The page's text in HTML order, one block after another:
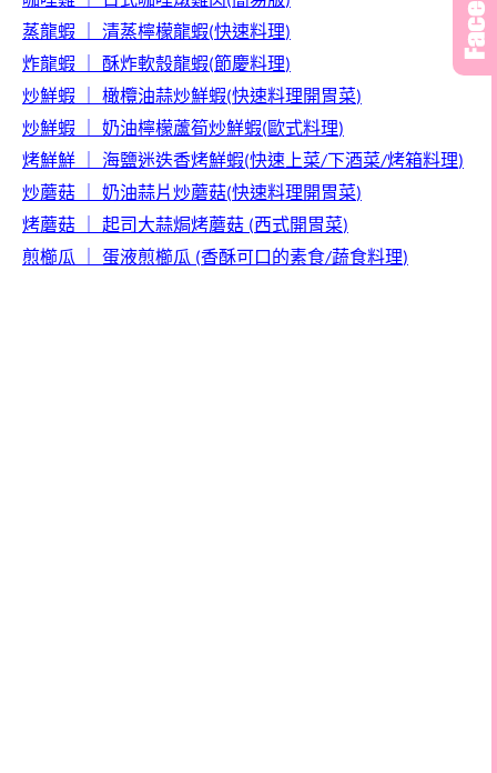
蒸龍蝦 清蒸檸檬龍蝦(快速料理)
炸龍蝦 酥炸軟殼龍蝦(節慶料理)
炒鮮蝦 橄欖油蒜炒鮮蝦(快速料理開胃菜)
炒鮮蝦 奶油檸檬蘆筍炒鮮蝦(歐式料理)
烤鮮鮮 海鹽迷迭香烤鮮蝦(快速上菜/下酒菜/烤箱料理)
炒蘑菇 奶油蒜片炒蘑菇(快速料理開胃菜)
烤蘑菇 起司大蒜焗烤蘑菇 (西式開胃菜)
煎櫛瓜 蛋液煎櫛瓜 (香酥可口的素食/蔬食料理)